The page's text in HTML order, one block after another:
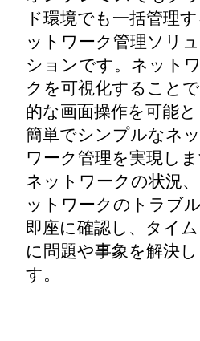
ド環境でも一括管理
ットワーク管理ソリ
ションです。ネット
クを可視化すること
的な画面操作を可能と
簡単でシンプルなネッ
ワーク管理を実現しま
ネットワークの状況
ットワークのトラブ
即座に確認し、タイ
に問題や事象を解決し
す。